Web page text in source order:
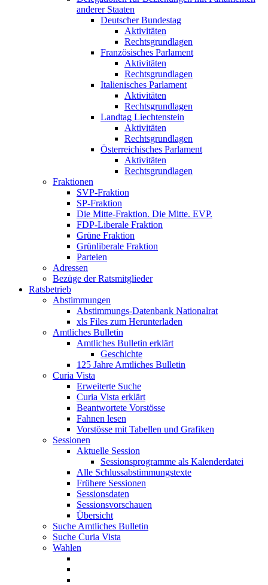
anderer Staaten
Deutscher Bundestag
Aktivitäten
Rechtsgrundlagen
Französisches Parlament
Aktivitäten
Rechtsgrundlagen
Italienisches Parlament
Aktivitäten
Rechtsgrundlagen
Landtag Liechtenstein
Aktivitäten
Rechtsgrundlagen
Österreichisches Parlament
Aktivitäten
Rechtsgrundlagen
Fraktionen
SVP-Fraktion
SP-Fraktion
Die Mitte-Fraktion. Die Mitte. EVP.
FDP-Liberale Fraktion
Grüne Fraktion
Grünliberale Fraktion
Parteien
Adressen
Bezüge der Ratsmitglieder
Ratsbetrieb
Abstimmungen
Abstimmungs-Datenbank Nationalrat
xls Files zum Herunterladen
Amtliches Bulletin
Amtliches Bulletin erklärt
Geschichte
125 Jahre Amtliches Bulletin
Curia Vista
Erweiterte Suche
Curia Vista erklärt
Beantwortete Vorstösse
Fahnen lesen
Vorstösse mit Tabellen und Grafiken
Sessionen
Aktuelle Session
Sessionsprogramme als Kalenderdatei
Alle Schlussabstimmungstexte
Frühere Sessionen
Sessionsdaten
Sessionsvorschauen
Übersicht
Suche Amtliches Bulletin
Suche Curia Vista
Wahlen